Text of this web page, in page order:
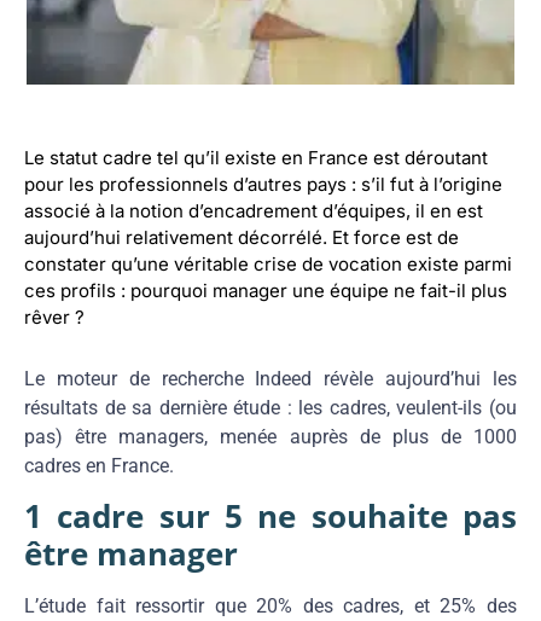
Le statut cadre tel qu’il existe en France est déroutant
pour les professionnels d’autres pays : s’il fut à l’origine
associé à la notion d’encadrement d’équipes, il en est
aujourd’hui relativement décorrélé. Et force est de
constater qu’une véritable crise de vocation existe parmi
ces profils : pourquoi manager une équipe ne fait-il plus
rêver ?
Le moteur de recherche Indeed révèle aujourd’hui les
résultats de sa dernière étude : les cadres, veulent-ils (ou
pas) être managers, menée auprès de plus de 1000
cadres en France.
1 cadre sur 5 ne souhaite pas
être manager
L’étude fait ressortir que 20% des cadres, et 25% des